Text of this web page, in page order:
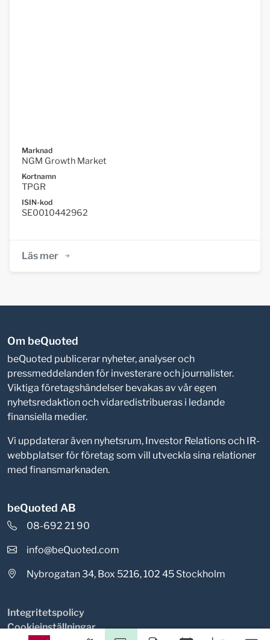
Marknad
NGM Growth Market
Kortnamn
TPGR
ISIN-kod
SE0010442962
Läs mer
Om beQuoted
beQuoted publicerar nyheter, analyser och
pressmeddelanden för investerare och journalister.
Viktiga företagshändelser bevakas av vår egen
nyhetsredaktion och vidaredistribueras i ledande
finansiella medier.
Vi uppdaterar även nyhetsrum, Investor Relations och IR-
webbplatser för företag som vill utveckla sina relationer
med finansmarknaden.
beQuoted AB
08-692 21 90
info@beQuoted.com
Nybrogatan 34, Box 5216, 102 45 Stockholm
Integritetspolicy
Cookieinställningar